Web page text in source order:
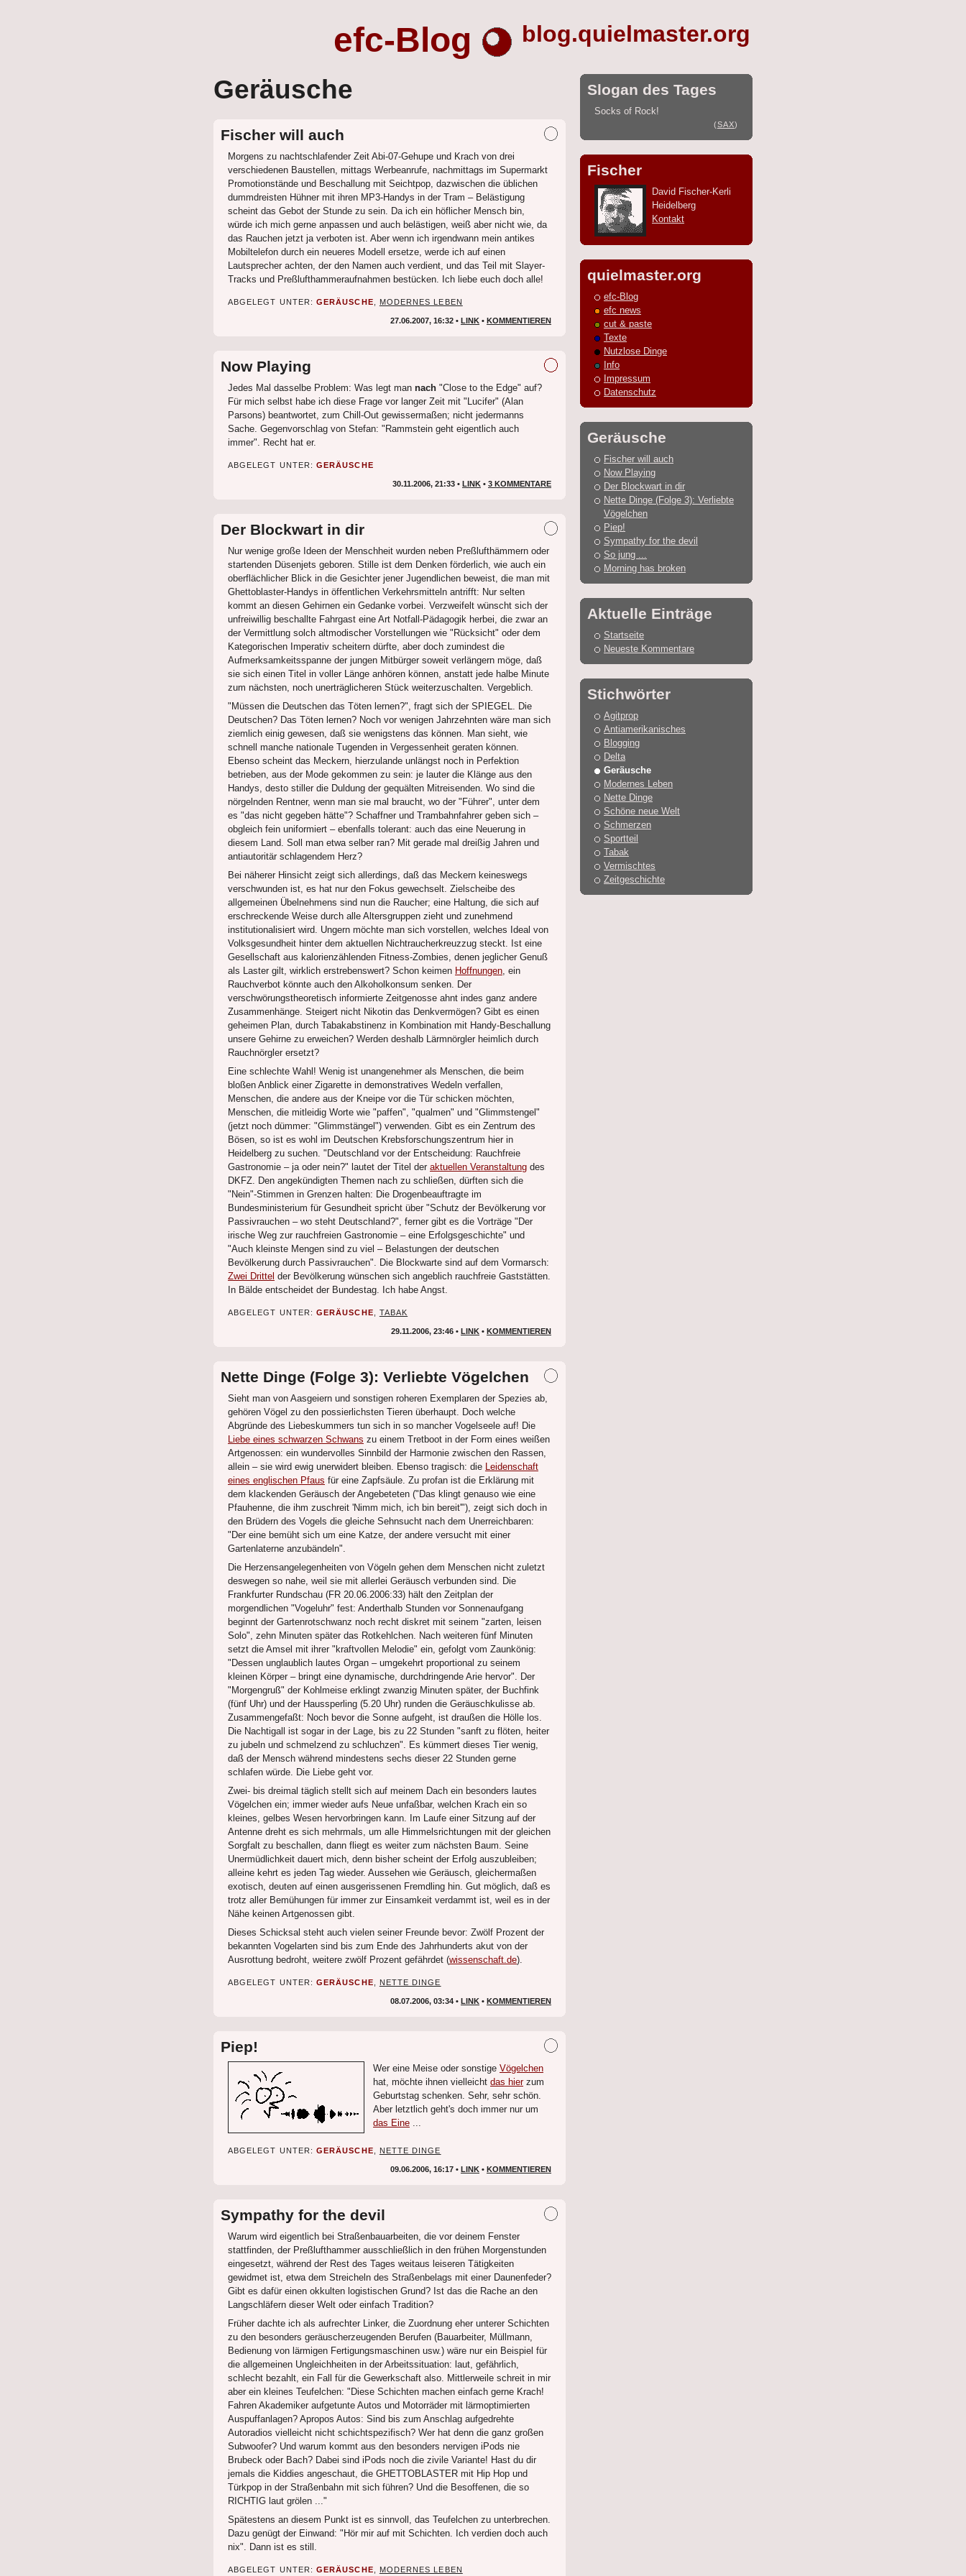
efc-Blog blog.quielmaster.org
Geräusche
Fischer will auch
Morgens zu nachtschlafender Zeit Abi-07-Gehupe und Krach von drei
verschiedenen Baustellen, mittags Werbeanrufe, nachmittags im Supermarkt
Promotionstände und Beschallung mit Seichtpop, dazwischen die üblichen
dummdreisten Hühner mit ihren MP3-Handys in der Tram – Belästigung
scheint das Gebot der Stunde zu sein. Da ich ein höflicher Mensch bin,
würde ich mich gerne anpassen und auch belästigen, weiß aber nicht wie, da
das Rauchen jetzt ja verboten ist. Aber wenn ich irgendwann mein antikes
Mobiltelefon durch ein neueres Modell ersetze, werde ich auf einen
Lautsprecher achten, der den Namen auch verdient, und das Teil mit Slayer-
Tracks und Preßlufthammeraufnahmen bestücken. Ich liebe euch doch alle!
ABGELEGT UNTER:GERÄUSCHE MODERNES LEBEN
27.06.2007, 16:32 • LINK • KOMMENTIEREN
Now Playing
Jedes Mal dasselbe Problem: Was legt man nach "Close to the Edge" auf?
Für mich selbst habe ich diese Frage vor langer Zeit mit "Lucifer" (Alan
Parsons) beantwortet, zum Chill-Out gewissermaßen; nicht jedermanns
Sache. Gegenvorschlag von Stefan: "Rammstein geht eigentlich auch
immer". Recht hat er.
ABGELEGT UNTER:GERÄUSCHE
30.11.2006, 21:33 • LINK • 3 KOMMENTARE
Der Blockwart in dir
Nur wenige große Ideen der Menschheit wurden neben Preßlufthämmern oder
startenden Düsenjets geboren. Stille ist dem Denken förderlich, wie auch ein
oberflächlicher Blick in die Gesichter jener Jugendlichen beweist, die man mit
Ghettoblaster-Handys in öffentlichen Verkehrsmitteln antrifft: Nur selten
kommt an diesen Gehirnen ein Gedanke vorbei. Verzweifelt wünscht sich der
unfreiwillig beschallte Fahrgast eine Art Notfall-Pädagogik herbei, die zwar an
der Vermittlung solch altmodischer Vorstellungen wie "Rücksicht" oder dem
Kategorischen Imperativ scheitern dürfte, aber doch zumindest die
Aufmerksamkeitsspanne der jungen Mitbürger soweit verlängern möge, daß
sie sich einen Titel in voller Länge anhören können, anstatt jede halbe Minute
zum nächsten, noch unerträglicheren Stück weiterzuschalten. Vergeblich.
"Müssen die Deutschen das Töten lernen?", fragt sich der SPIEGEL. Die
Deutschen? Das Töten lernen? Noch vor wenigen Jahrzehnten wäre man sich
ziemlich einig gewesen, daß sie wenigstens das können. Man sieht, wie
schnell manche nationale Tugenden in Vergessenheit geraten können.
Ebenso scheint das Meckern, hierzulande unlängst noch in Perfektion
betrieben, aus der Mode gekommen zu sein: je lauter die Klänge aus den
Handys, desto stiller die Duldung der gequälten Mitreisenden. Wo sind die
nörgelnden Rentner, wenn man sie mal braucht, wo der "Führer", unter dem
es "das nicht gegeben hätte"? Schaffner und Trambahnfahrer geben sich –
obgleich fein uniformiert – ebenfalls tolerant: auch das eine Neuerung in
diesem Land. Soll man etwa selber ran? Mit gerade mal dreißig Jahren und
antiautoritär schlagendem Herz?
Bei näherer Hinsicht zeigt sich allerdings, daß das Meckern keineswegs
verschwunden ist, es hat nur den Fokus gewechselt. Zielscheibe des
allgemeinen Übelnehmens sind nun die Raucher; eine Haltung, die sich auf
erschreckende Weise durch alle Altersgruppen zieht und zunehmend
institutionalisiert wird. Ungern möchte man sich vorstellen, welches Ideal von
Volksgesundheit hinter dem aktuellen Nichtraucherkreuzzug steckt. Ist eine
Gesellschaft aus kalorienzählenden Fitness-Zombies, denen jeglicher Genuß
als Laster gilt, wirklich erstrebenswert? Schon keimen Hoffnungen, ein
Rauchverbot könnte auch den Alkoholkonsum senken. Der
verschwörungstheoretisch informierte Zeitgenosse ahnt indes ganz andere
Zusammenhänge. Steigert nicht Nikotin das Denkvermögen? Gibt es einen
geheimen Plan, durch Tabakabstinenz in Kombination mit Handy-Beschallung
unsere Gehirne zu erweichen? Werden deshalb Lärmnörgler heimlich durch
Rauchnörgler ersetzt?
Eine schlechte Wahl! Wenig ist unangenehmer als Menschen, die beim
bloßen Anblick einer Zigarette in demonstratives Wedeln verfallen,
Menschen, die andere aus der Kneipe vor die Tür schicken möchten,
Menschen, die mitleidig Worte wie "paffen", "qualmen" und "Glimmstengel"
(jetzt noch dümmer: "Glimmstängel") verwenden. Gibt es ein Zentrum des
Bösen, so ist es wohl im Deutschen Krebsforschungszentrum hier in
Heidelberg zu suchen. "Deutschland vor der Entscheidung: Rauchfreie
Gastronomie – ja oder nein?" lautet der Titel der aktuellen Veranstaltung des
DKFZ. Den angekündigten Themen nach zu schließen, dürften sich die
"Nein"-Stimmen in Grenzen halten: Die Drogenbeauftragte im
Bundesministerium für Gesundheit spricht über "Schutz der Bevölkerung vor
Passivrauchen – wo steht Deutschland?", ferner gibt es die Vorträge "Der
irische Weg zur rauchfreien Gastronomie – eine Erfolgsgeschichte" und
"Auch kleinste Mengen sind zu viel – Belastungen der deutschen
Bevölkerung durch Passivrauchen". Die Blockwarte sind auf dem Vormarsch:
Zwei Drittel der Bevölkerung wünschen sich angeblich rauchfreie Gaststätten.
In Bälde entscheidet der Bundestag. Ich habe Angst.
ABGELEGT UNTER:GERÄUSCHE TABAK
29.11.2006, 23:46 • LINK • KOMMENTIEREN
Nette Dinge (Folge 3): Verliebte Vögelchen
Sieht man von Aasgeiern und sonstigen roheren Exemplaren der Spezies ab,
gehören Vögel zu den possierlichsten Tieren überhaupt. Doch welche
Abgründe des Liebeskummers tun sich in so mancher Vogelseele auf! Die
Liebe eines schwarzen Schwans zu einem Tretboot in der Form eines weißen
Artgenossen: ein wundervolles Sinnbild der Harmonie zwischen den Rassen,
allein – sie wird ewig unerwidert bleiben. Ebenso tragisch: die Leidenschaft
eines englischen Pfaus für eine Zapfsäule. Zu profan ist die Erklärung mit
dem klackenden Geräusch der Angebeteten ("Das klingt genauso wie eine
Pfauhenne, die ihm zuschreit 'Nimm mich, ich bin bereit'"), zeigt sich doch in
den Brüdern des Vogels die gleiche Sehnsucht nach dem Unerreichbaren:
"Der eine bemüht sich um eine Katze, der andere versucht mit einer
Gartenlaterne anzubändeln".
Die Herzensangelegenheiten von Vögeln gehen dem Menschen nicht zuletzt
deswegen so nahe, weil sie mit allerlei Geräusch verbunden sind. Die
Frankfurter Rundschau (FR 20.06.2006:33) hält den Zeitplan der
morgendlichen "Vogeluhr" fest: Anderthalb Stunden vor Sonnenaufgang
beginnt der Gartenrotschwanz noch recht diskret mit seinem "zarten, leisen
Solo", zehn Minuten später das Rotkehlchen. Nach weiteren fünf Minuten
setzt die Amsel mit ihrer "kraftvollen Melodie" ein, gefolgt vom Zaunkönig:
"Dessen unglaublich lautes Organ – umgekehrt proportional zu seinem
kleinen Körper – bringt eine dynamische, durchdringende Arie hervor". Der
"Morgengruß" der Kohlmeise erklingt zwanzig Minuten später, der Buchfink
(fünf Uhr) und der Haussperling (5.20 Uhr) runden die Geräuschkulisse ab.
Zusammengefaßt: Noch bevor die Sonne aufgeht, ist draußen die Hölle los.
Die Nachtigall ist sogar in der Lage, bis zu 22 Stunden "sanft zu flöten, heiter
zu jubeln und schmelzend zu schluchzen". Es kümmert dieses Tier wenig,
daß der Mensch während mindestens sechs dieser 22 Stunden gerne
schlafen würde. Die Liebe geht vor.
Zwei- bis dreimal täglich stellt sich auf meinem Dach ein besonders lautes
Vögelchen ein; immer wieder aufs Neue unfaßbar, welchen Krach ein so
kleines, gelbes Wesen hervorbringen kann. Im Laufe einer Sitzung auf der
Antenne dreht es sich mehrmals, um alle Himmelsrichtungen mit der gleichen
Sorgfalt zu beschallen, dann fliegt es weiter zum nächsten Baum. Seine
Unermüdlichkeit dauert mich, denn bisher scheint der Erfolg auszubleiben;
alleine kehrt es jeden Tag wieder. Aussehen wie Geräusch, gleichermaßen
exotisch, deuten auf einen ausgerissenen Fremdling hin. Gut möglich, daß es
trotz aller Bemühungen für immer zur Einsamkeit verdammt ist, weil es in der
Nähe keinen Artgenossen gibt.
Dieses Schicksal steht auch vielen seiner Freunde bevor: Zwölf Prozent der
bekannten Vogelarten sind bis zum Ende des Jahrhunderts akut von der
Ausrottung bedroht, weitere zwölf Prozent gefährdet (wissenschaft.de).
ABGELEGT UNTER:GERÄUSCHE NETTE DINGE
08.07.2006, 03:34 • LINK • KOMMENTIEREN
Piep!
Wer eine Meise oder sonstige Vögelchen
hat, möchte ihnen vielleicht das hierzum
Geburtstag schenken. Sehr, sehr schön.
Aber letztlich geht's doch immer nur um
das Eine ...
ABGELEGT UNTER:GERÄUSCHE NETTE DINGE
09.06.2006, 16:17 • LINK • KOMMENTIEREN
Sympathy for the devil
Warum wird eigentlich bei Straßenbauarbeiten, die vor deinem Fenster
stattfinden, der Preßlufthammer ausschließlich in den frühen Morgenstunden
eingesetzt, während der Rest des Tages weitaus leiseren Tätigkeiten
gewidmet ist, etwa dem Streicheln des Straßenbelags mit einer Daunenfeder?
Gibt es dafür einen okkulten logistischen Grund? Ist das die Rache an den
Langschläfern dieser Welt oder einfach Tradition?
Früher dachte ich als aufrechter Linker, die Zuordnung eher unterer Schichten
zu den besonders geräuscherzeugenden Berufen (Bauarbeiter, Müllmann,
Bedienung von lärmigen Fertigungsmaschinen usw.) wäre nur ein Beispiel für
die allgemeinen Ungleichheiten in der Arbeitssituation: laut, gefährlich,
schlecht bezahlt, ein Fall für die Gewerkschaft also. Mittlerweile schreit in mir
aber ein kleines Teufelchen: "Diese Schichten machen einfach gerne Krach!
Fahren Akademiker aufgetunte Autos und Motorräder mit lärmoptimierten
Auspuffanlagen? Apropos Autos: Sind bis zum Anschlag aufgedrehte
Autoradios vielleicht nicht schichtspezifisch? Wer hat denn die ganz großen
Subwoofer? Und warum kommt aus den besonders nervigen iPods nie
Brubeck oder Bach? Dabei sind iPods noch die zivile Variante! Hast du dir
jemals die Kiddies angeschaut, die GHETTOBLASTER mit Hip Hop und
Türkpop in der Straßenbahn mit sich führen? Und die Besoffenen, die so
RICHTIG laut grölen ..."
Spätestens an diesem Punkt ist es sinnvoll, das Teufelchen zu unterbrechen.
Dazu genügt der Einwand: "Hör mir auf mit Schichten. Ich verdien doch auch
nix". Dann ist es still.
ABGELEGT UNTER:GERÄUSCHE MODERNES LEBEN
Slogan des Tages
Socks of Rock!
(SAX)
Fischer
David Fischer-Kerli
Heidelberg
Kontakt
quielmaster.org
efc-Blog
efc news
cut & paste
Texte
Nutzlose Dinge
Info
Impressum
Datenschutz
Geräusche
Fischer will auch
Now Playing
Der Blockwart in dir
Nette Dinge (Folge 3): Verliebte
Vögelchen
Piep!
Sympathy for the devil
So jung ...
Morning has broken
Aktuelle Einträge
Startseite
Neueste Kommentare
Stichwörter
Agitprop
Antiamerikanisches
Blogging
Delta
Geräusche
Modernes Leben
Nette Dinge
Schöne neue Welt
Schmerzen
Sportteil
Tabak
Vermischtes
Zeitgeschichte